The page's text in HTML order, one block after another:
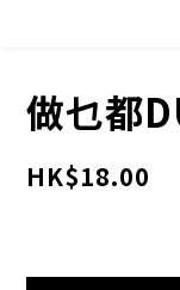
做乜都
HK$18.00